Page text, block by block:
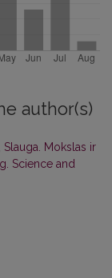
author(s)
Slauga. Mokslas ir
Science and